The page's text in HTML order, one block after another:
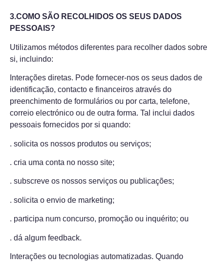
3.COMO SÃO RECOLHIDOS OS SEUS DADOS
PESSOAIS?
Utilizamos métodos diferentes para recolher dados sobre
si, incluindo:
Interações diretas. Pode fornecer-nos os seus dados de
identificação, contacto e financeiros através do
preenchimento de formulários ou por carta, telefone,
correio electrónico ou de outra forma. Tal inclui dados
pessoais fornecidos por si quando:
. solicita os nossos produtos ou serviços;
. cria uma conta no nosso site;
. subscreve os nossos serviços ou publicações;
. solicita o envio de marketing;
. participa num concurso, promoção ou inquérito; ou
. dá algum feedback.
Interações ou tecnologias automatizadas. Quando